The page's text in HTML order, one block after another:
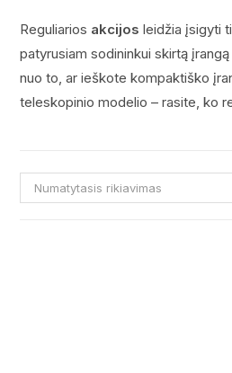
Reguliarios akcijos leidžia įsigyti
patyrusiam sodininkui skirtą
nuo to, ar ieškote kompaktiško
teleskopinio modelio – rasite, ko
Numatytasis rikiavimas